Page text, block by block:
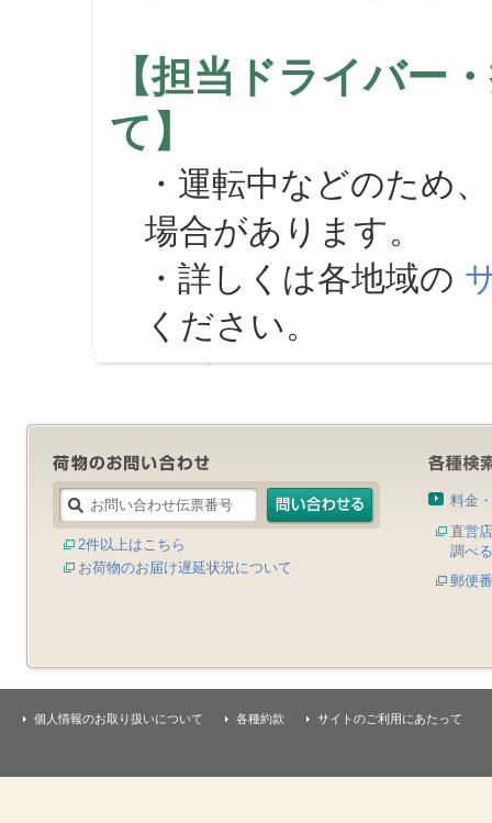
【担当ドライバー
て】
・運転中などのため
場合があります。
・詳しくは各地域の
ください。
2件以上はこちら
お荷物のお届け遅延状況について
料金
直営
調べる
郵便
個人情報のお取り扱いについて 各種約款 サイトのご利用にあたって